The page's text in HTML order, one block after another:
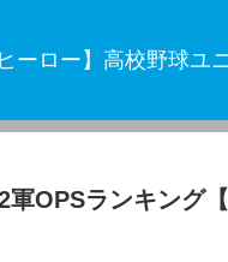
ーロー】高校野球ユ
軍OPSランキング